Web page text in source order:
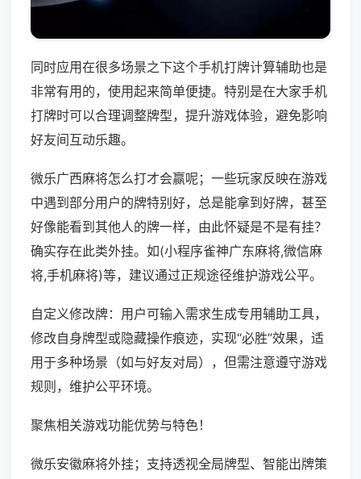
同时应用在很多场景之下这个手机打牌计算辅助也是
非常有用的，使用起来简单便捷。特别是在大家手机
打牌时可以合理调整牌型，提升游戏体验，避免影响
好友间互动乐趣。
微乐广西麻将怎么打才会赢呢；一些玩家反映在游戏
中遇到部分用户的牌特别好，总是能拿到好牌，甚至
好像能看到其他人的牌一样，由此怀疑是不是有挂？
确实存在此类外挂。如(小程序雀神广东麻将,微信麻
将,手机麻将)等，建议通过正规途径维护游戏公平。
自定义修改牌：用户可输入需求生成专用辅助工具，
修改自身牌型或隐藏操作痕迹，实现“必胜”效果，适
用于多种场景（如与好友对局），但需注意遵守游戏
规则，维护公平环境。
聚焦相关游戏功能优势与特色！
微乐安徽麻将外挂；支持透视全局牌型、智能出牌策